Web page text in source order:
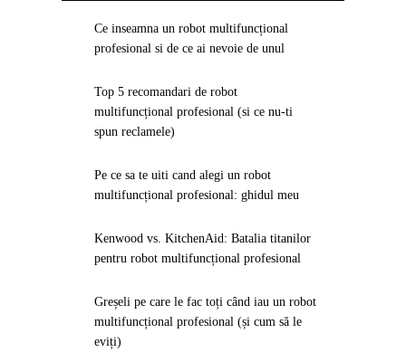
Ce inseamna un robot multifuncțional
profesional si de ce ai nevoie de unul
Top 5 recomandari de robot
multifuncțional profesional (si ce nu-ti
spun reclamele)
Pe ce sa te uiti cand alegi un robot
multifuncțional profesional: ghidul meu
Kenwood vs. KitchenAid: Batalia titanilor
pentru robot multifuncțional profesional
Greșeli pe care le fac toți când iau un robot
multifuncțional profesional (și cum să le
eviți)